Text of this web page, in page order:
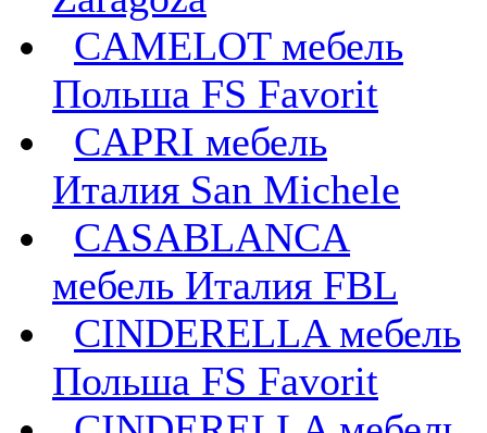
CAMELOT мебель
Польша FS Favorit
CAPRI мебель
Италия San Michele
CASABLANCA
мебель Италия FBL
CINDERELLA мебель
Польша FS Favorit